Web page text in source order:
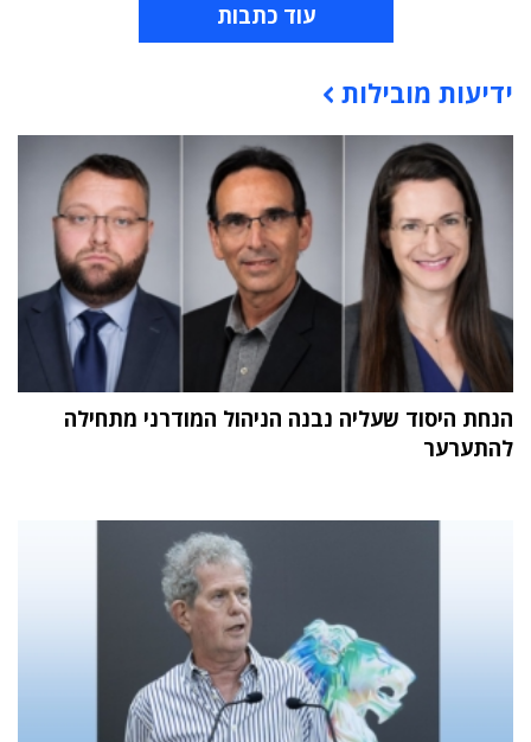
עוד כתבות
תוכן פרסומי
ידיעות מובילות
הנחת היסוד שעליה נבנה הניהול המודרני מתחילה
להתערער